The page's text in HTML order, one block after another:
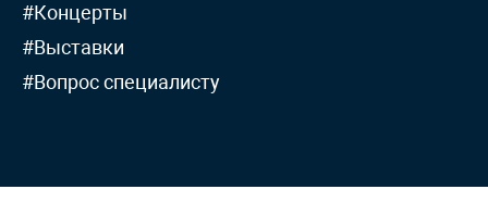
#Концерты
#Выставки
#Вопрос специалисту